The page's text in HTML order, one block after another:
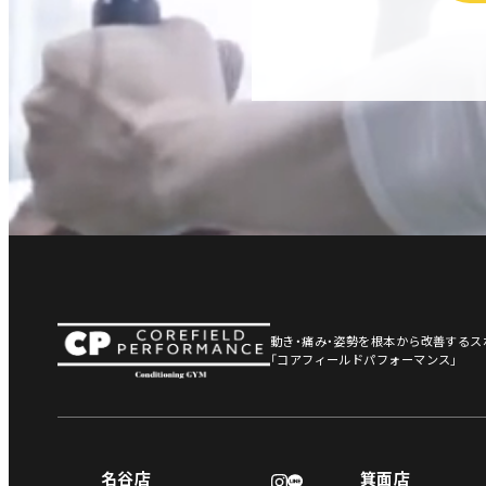
動き・痛み・姿勢を根本から改善する
「コアフィールドパフォーマンス」
名谷店 箕面店